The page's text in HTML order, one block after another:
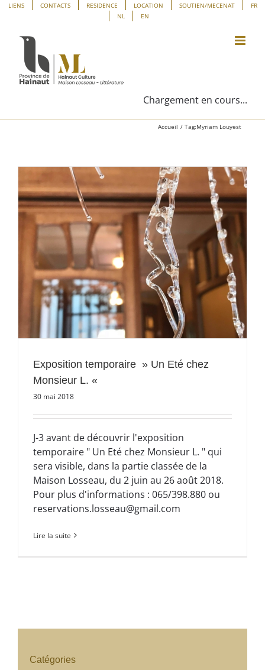
Panneau de gestion des cookies
Passer
contenu
LIENS CONTACTS RESIDENCE LOCATION SOUTIEN/MECENAT
FR
NL
EN
Chargement en cours...
Accueil Tag:Myriam Louyest
Exposition temporaire » Un Eté chez
Monsieur L. «
30 mai 2018
J-3 avant de découvrir l'exposition
temporaire " Un Eté chez Monsieur L. " qui
sera visible, dans la partie classée de la
Maison Losseau, du 2 juin au 26 août 2018.
Pour plus d'informations : 065/398.880 ou
reservations.losseau@gmail.com
Lire la suite
Catégories